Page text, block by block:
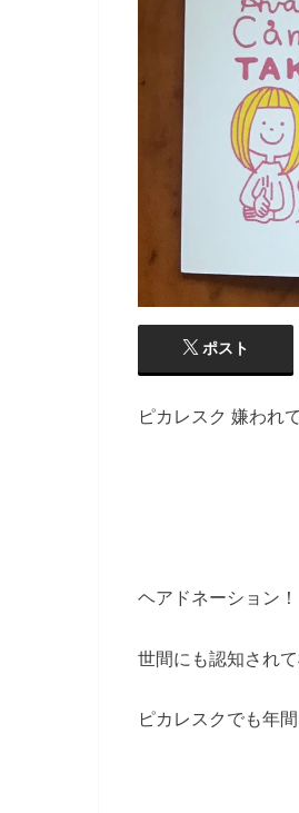
ポスト
ピカレスク 嫌われ
ヘアドネーション！
世間にも認知され
ピカレスクでも年